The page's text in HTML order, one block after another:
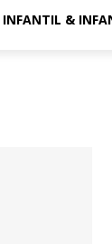
INFANTIL &